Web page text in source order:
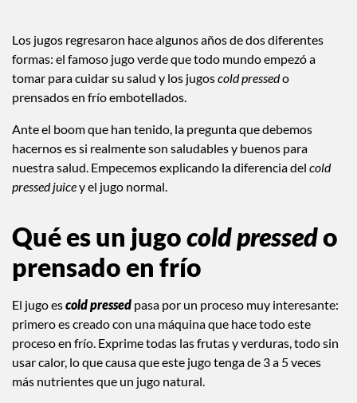
Los jugos regresaron hace algunos años de dos diferentes
formas: el famoso jugo verde que todo mundo empezó a
tomar para cuidar su salud y los jugoscold pressedo
prensados en frío embotellados.
Ante el boom que han tenido, la pregunta que debemos
hacernos es si realmente son saludables y buenos para
nuestra salud. Empecemos explicando la diferencia del cold
pressed juicey el jugo normal.
Qué es un jugocold pressedo
prensado en frío
El jugo escold pressed pasa por un proceso muy interesante:
primero es creado con una máquina que hace todo este
proceso en frío. Exprime todas las frutas y verduras, todo sin
usar calor, lo que causa que este jugo tenga de 3 a 5 veces
más nutrientes que un jugo natural.